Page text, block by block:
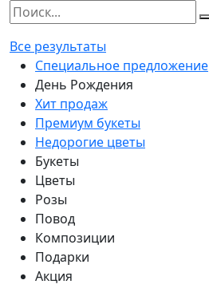
Все результаты
Специальное предложение
День Рождения
Хит продаж
Премиум букеты
Недорогие цветы
Букеты
Цветы
Розы
Повод
Композиции
Подарки
Акция